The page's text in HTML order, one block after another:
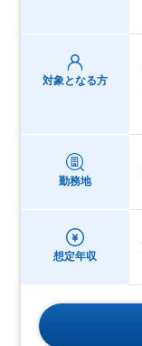
対象となる方
勤務地
想定年収